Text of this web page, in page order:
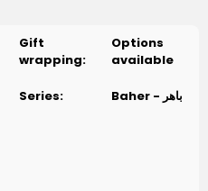
Gift
wrapping:
Options
available
Series: Baher - باهر